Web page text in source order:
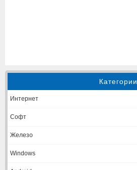
Категории
Интернет
Софт
Железо
Windows